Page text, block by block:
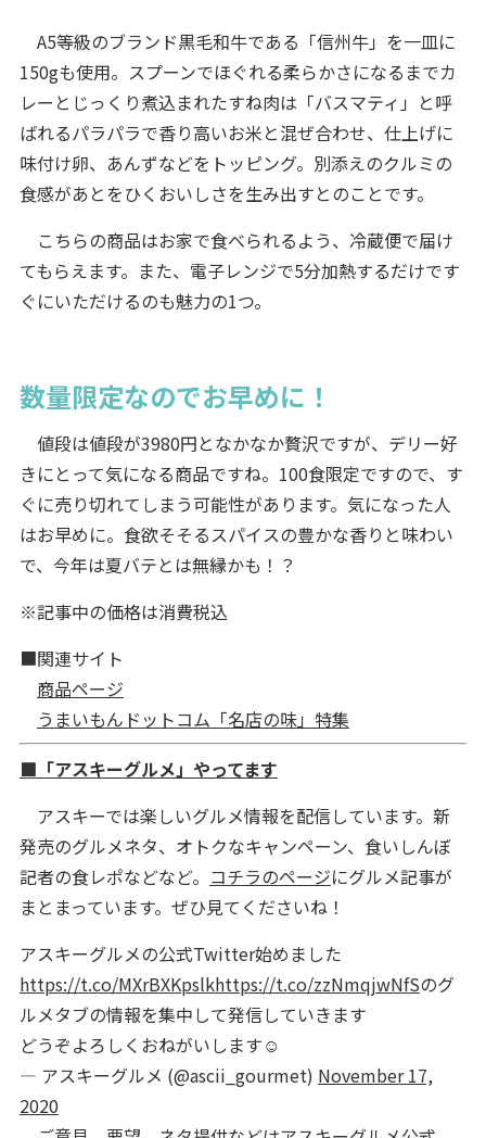
A5等級のブランド黒毛和牛である「信州牛」を一皿に
150gも使用。スプーンでほぐれる柔らかさになるまでカ
レーとじっくり煮込まれたすね肉は「バスマティ」と呼
ばれるパラパラで香り高いお米と混ぜ合わせ、仕上げに
味付け卵、あんずなどをトッピング。別添えのクルミの
食感があとをひくおいしさを生み出すとのことです。
こちらの商品はお家で食べられるよう、冷蔵便で届け
てもらえます。また、電子レンジで5分加熱するだけです
ぐにいただけるのも魅力の1つ。
数量限定なのでお早めに！
値段は値段が3980円となかなか贅沢ですが、デリー好
きにとって気になる商品ですね。100食限定ですので、す
ぐに売り切れてしまう可能性があります。気になった人
はお早めに。食欲そそるスパイスの豊かな香りと味わい
で、今年は夏バテとは無縁かも！？
※記事中の価格は消費税込
■関連サイト
商品ページ
うまいもんドットコム「名店の味」特集
■「アスキーグルメ」やってます
アスキーでは楽しいグルメ情報を配信しています。新
発売のグルメネタ、オトクなキャンペーン、食いしんぼ
記者の食レポなどなど。 コチラのページにグルメ記事が
まとまっています。ぜひ見てくださいね！
アスキーグルメの公式Twitter始めました
https://t.co/MXrBXKpslkhttps://t.co/zzNmqjwNfSのグ
ルメタブの情報を集中して発信していきます
どうぞよろしくおねがいします☺️
— アスキーグルメ (@ascii_gourmet) November 17,
2020